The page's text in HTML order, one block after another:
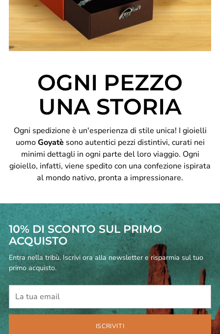
OGNI PEZZO
UNA STORIA
Ogni spedizione è un'esperienza di stile unica! I gioielli
uomoGoyatè sono autentici pezzi distintivi, curati nei
minimi dettagli in ogni parte del loro viaggio. Ogni
gioiello, infatti, viene spedito con una confezione ispirata
al mondo nativo, pronta a impressionare.
10% DI SCONTO SUL PRIMO
ACQUISTO
Entra nella tribù. Iscrivi ora alla newsletter e risparmia sul tuo
primo acquisto.
tua
email
ISCRIVITI